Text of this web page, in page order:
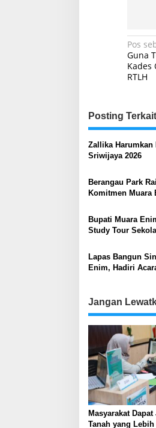
pos
Pos
Guna
Kades
RTLH
Posting Terkait
Zallika Harumkan
Sriwijaya 2026
Berangau Park
Komitmen Muara
Bupati Muara
Study Tour
Lapas Bangun
Enim, Hadiri
Jangan
Masyarakat
Tanah yang